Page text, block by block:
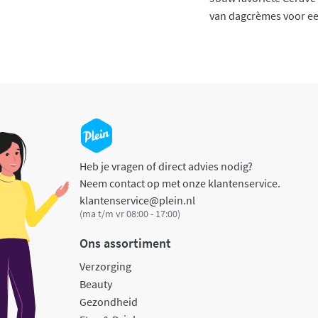
van dagcrèmes voor
Heb je vragen of direct advies nodig?
Neem contact op met onze klantenservice.
klantenservice@plein.nl
(ma t/m vr 08:00 - 17:00)
Ons assortiment
Verzorging
Beauty
Gezondheid